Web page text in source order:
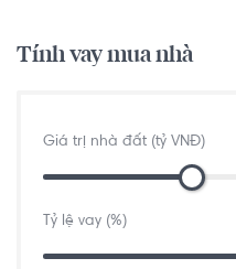
Tính vay mua nhà
Giá trị nhà đất (tỷ VNĐ)
Tỷ lệ vay (%)